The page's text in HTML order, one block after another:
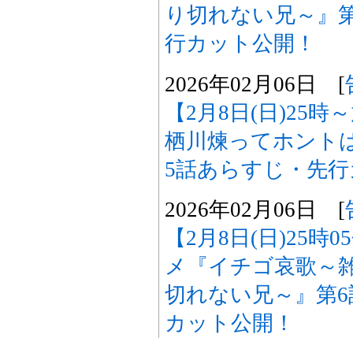
り切れない兄～
行カット公開！
2026年02月06日 [
【2月8日(日)25時
栖川煉ってホント
5話あらすじ・先
2026年02月06日 [
【2月8日(日)25時
メ『イチゴ哀歌～
切れない兄～』第
カット公開！